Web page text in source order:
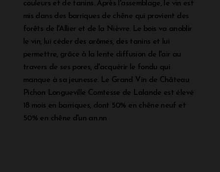
couleurs et de tanins. Après l'assemblage, le vin est
mis dans des barriques de chêne qui provient des
forêts de l'Allier et de la Nièvre. Le bois va anoblir
le vin, lui céder des arômes, des tanins et lui
permettre, grâce à la lente diffusion de l'air au
travers de ses pores, d'acquérir le fondu qui
manque à sa jeunesse. Le Grand Vin de Château
Pichon Longueville Comtesse de Lalande est élevé
18 mois en barriques, dont 50% en chêne neuf et
50% en chêne d'un an.nn